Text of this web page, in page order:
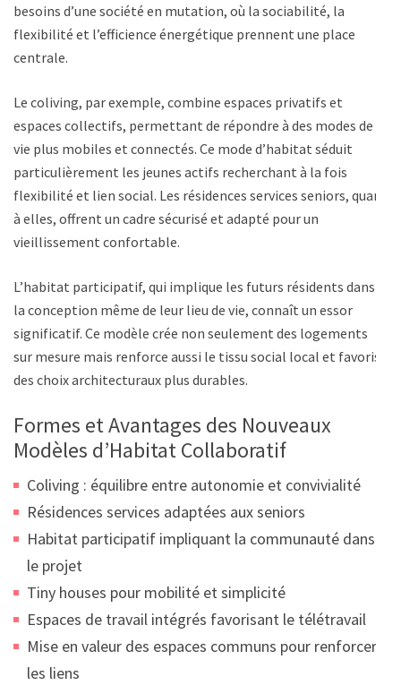
besoins d’une société en mutation, où la sociabilité, la
flexibilité et l’efficience énergétique prennent une place
centrale.
Le coliving, par exemple, combine espaces privatifs et
espaces collectifs, permettant de répondre à des modes de
vie plus mobiles et connectés. Ce mode d’habitat séduit
particulièrement les jeunes actifs recherchant à la fois
flexibilité et lien social. Les résidences services seniors, quant
à elles, offrent un cadre sécurisé et adapté pour un
vieillissement confortable.
L’habitat participatif, qui implique les futurs résidents dans
la conception même de leur lieu de vie, connaît un essor
significatif. Ce modèle crée non seulement des logements
sur mesure mais renforce aussi le tissu social local et favorise
des choix architecturaux plus durables.
Formes et Avantages des Nouveaux
Modèles d’Habitat Collaboratif
Coliving : équilibre entre autonomie et convivialité
Résidences services adaptées aux seniors
Habitat participatif impliquant la communauté dans
le projet
Tiny houses pour mobilité et simplicité
Espaces de travail intégrés favorisant le télétravail
Mise en valeur des espaces communs pour renforcer
les liens